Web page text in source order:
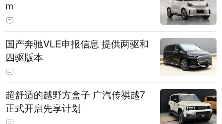
m
国产奔驰VLE申报信息 提供两驱和
四驱版本
超舒适的越野方盒子 广汽传祺越7
正式开启先享计划